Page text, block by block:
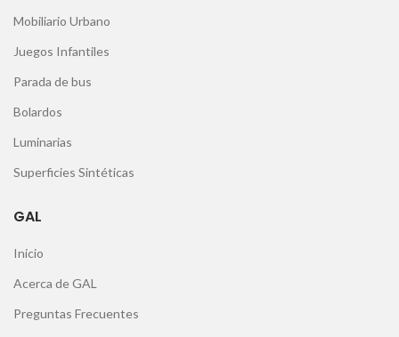
Mobiliario Urbano
Juegos Infantiles
Parada de bus
Bolardos
Luminarias
Superficies Sintéticas
GAL
Inicio
Acerca de GAL
Preguntas Frecuentes